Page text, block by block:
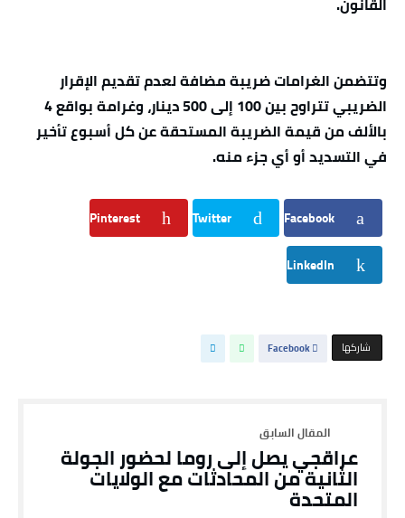
وتتضمن الغرامات ضريبة مضافة لعدم تقديم الإقرار
الضريبي تتراوح بين 100 إلى 500 دينار، وغرامة بواقع 4
بالألف من قيمة الضريبة المستحقة عن كل أسبوع تأخير
في التسديد أو أي جزء منه.
Facebook
Twitter
Pinterest
LinkedIn
‫‫ شاركها‬ Facebook
عراقجي يصل إلى روما لحضور الجولة
الثانية من المحادثات مع الولايات
المتحدة